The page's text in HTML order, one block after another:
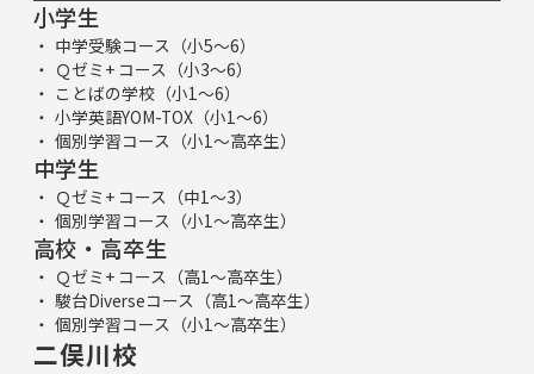
小学生
中学受験コース（小5～6）
Ｑゼミ+ コース（小3～6）
ことばの学校（小1～6）
小学英語YOM-TOX（小1～6）
個別学習コース（小1～高卒生）
中学生
Ｑゼミ+ コース（中1～3）
個別学習コース（小1～高卒生）
高校・高卒生
Ｑゼミ+ コース（高1～高卒生）
駿台Diverseコース（高1～高卒生）
個別学習コース（小1～高卒生）
二俣川校